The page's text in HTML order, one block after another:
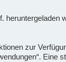
zur
Eine